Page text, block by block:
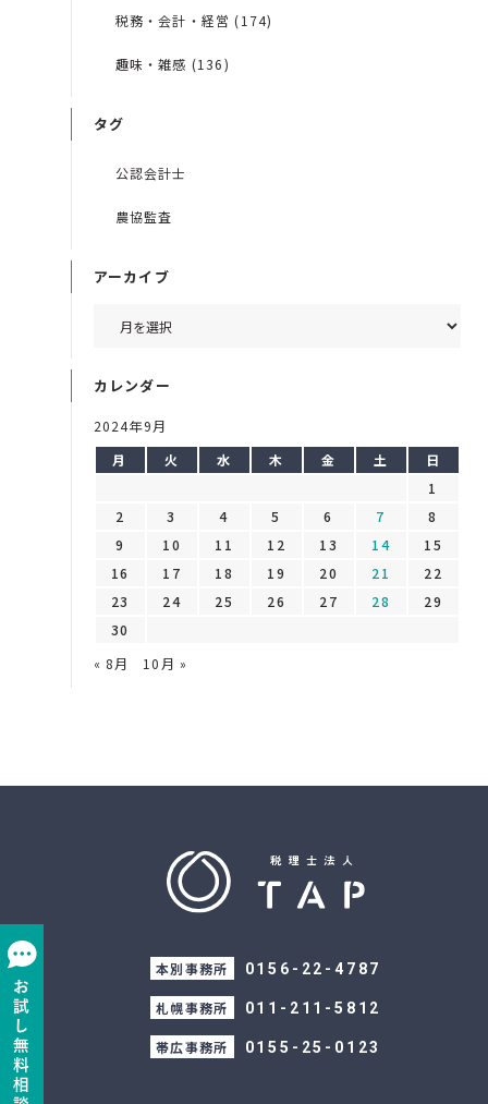
税務・会計・経営 (174)
趣味・雑感 (136)
タグ
公認会計士
農協監査
アーカイブ
カレンダー
2024年9月
月
火 水 木 金 土
日
1
2
3 4 5 6 7
8
9
10 11 12 13 14
15
16
17 18 19 20 21
22
23
24 25 26 27 28
29
30
« 8月
10月 »
本別事務所 0156-22-4787
札幌事務所 011-211-5812
帯広事務所 0155-25-0123